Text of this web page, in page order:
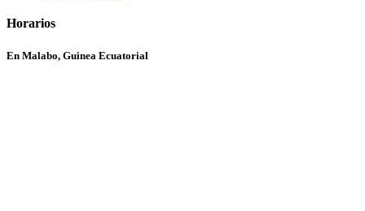
Horarios
En Malabo, Guinea Ecuatorial